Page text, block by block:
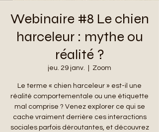
Webinaire #8 Le chien
harceleur : mythe ou
réalité ?
jeu. 29 janv. Zoom
Le terme « chien harceleur » est-il une
réalité comportementale ou une étiquette
mal comprise ? Venez explorer ce qui se
cache vraiment derrière ces interactions
sociales parfois déroutantes, et découvrez